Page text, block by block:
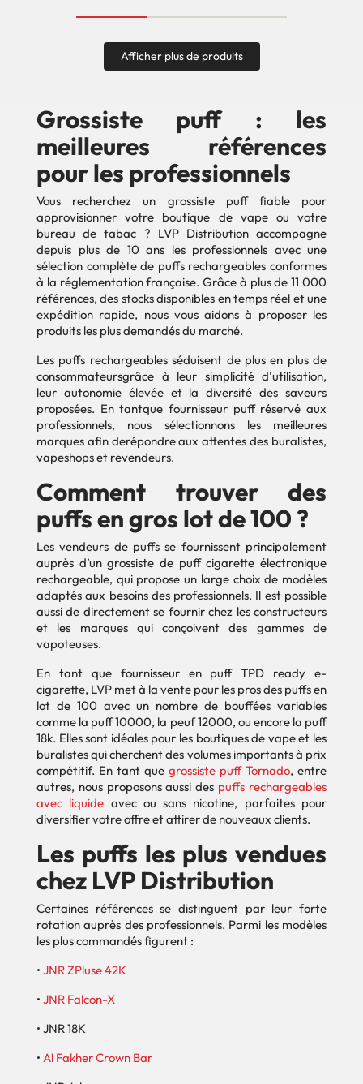
Afficher plus de produits
Grossiste puff : les
meilleures références
pour les professionnels
Vous recherchez un grossiste puff fiable pour
approvisionner votre boutique de vape ou votre
bureau de tabac ? LVP Distribution accompagne
depuis plus de 10 ans les professionnels avec une
sélection complète de puffs rechargeables conformes
à la réglementation française. Grâce à plus de 11 000
références, des stocks disponibles en temps réel et une
expédition rapide, nous vous aidons à proposer les
produits les plus demandés du marché.
Les puffs rechargeables séduisent de plus en plus de
consommateursgrâce à leur simplicité d'utilisation,
leur autonomie élevée et la diversité des saveurs
proposées. En tantque fournisseur puff réservé aux
professionnels, nous sélectionnons les meilleures
marques afin derépondre aux attentes des buralistes,
vapeshops et revendeurs.
Comment trouver des
puffs en gros lot de 100 ?
Les vendeurs de puffs se fournissent principalement
auprès d’un grossiste de puff cigarette électronique
rechargeable, qui propose un large choix de modèles
adaptés aux besoins des professionnels. Il est possible
aussi de directement se fournir chez les constructeurs
et les marques qui conçoivent des gammes de
vapoteuses.
En tant que fournisseur en puff TPD ready e-
cigarette, LVP met à la vente pour les pros des puffs en
lot de 100 avec un nombre de bouffées variables
comme la puff 10000, la peuf 12000, ou encore la puff
18k. Elles sont idéales pour les boutiques de vape et les
buralistes qui cherchent des volumes importants à prix
compétitif. En tant que grossiste puff Tornado, entre
autres, nous proposons aussi des puffs rechargeables
avec liquide avec ou sans nicotine, parfaites pour
diversifier votre offre et attirer de nouveaux clients.
Les puffs les plus vendues
chez LVP Distribution
Certaines références se distinguent par leur forte
rotation auprès des professionnels. Parmi les modèles
les plus commandés figurent :
• JNR ZPluse 42K
• JNR Falcon-X
• JNR 18K
• Al Fakher Crown Bar